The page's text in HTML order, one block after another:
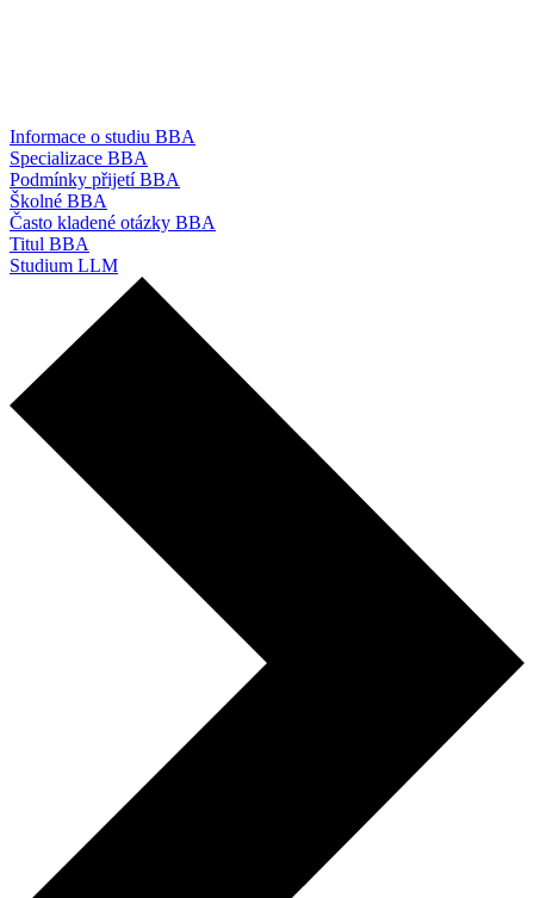
Informace o studiu BBA
Specializace BBA
Podmínky přijetí BBA
Školné BBA
Často kladené otázky BBA
Titul BBA
Studium LLM